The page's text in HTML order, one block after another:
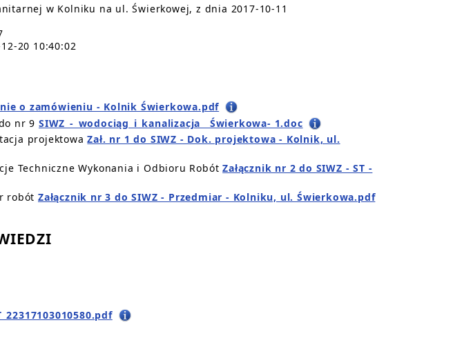
w Kolniku na ul. Świerkowej, z dnia 2017-10-11
20 10:40:02
o zamówieniu - Kolnik Świerkowa.pdf
nr 9 SIWZ_-_wodociąg_i_kanalizacja__Świerkowa- 1.doc
projektowaZał. nr 1 do SIWZ - Dok. projektowa - Kolnik, ul.
Techniczne Wykonania i Odbioru RobótZałącznik nr 2 do SIWZ - ST -
robót Załącznik nr 3 do SIWZ - Przedmiar - Kolniku, ul. Świerkowa.pdf